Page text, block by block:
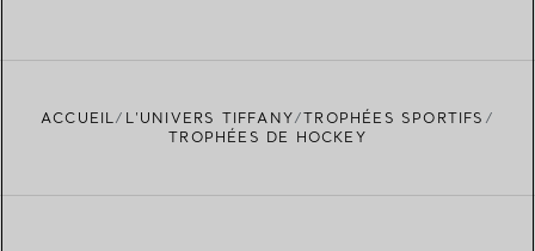
ACCUEIL L’UNIVERS TIFFANY
TROPHÉES SPORTIFS
TROPHÉES DE HOCKEY